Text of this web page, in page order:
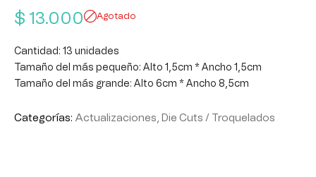
$ 13.000 Agotado
Cantidad: 13 unidades
Tamaño del más pequeño: Alto 1,5cm * Ancho 1,5cm
Tamaño del más grande: Alto 6cm * Ancho 8,5cm
Categorías: Actualizaciones, Die Cuts / Troquelados